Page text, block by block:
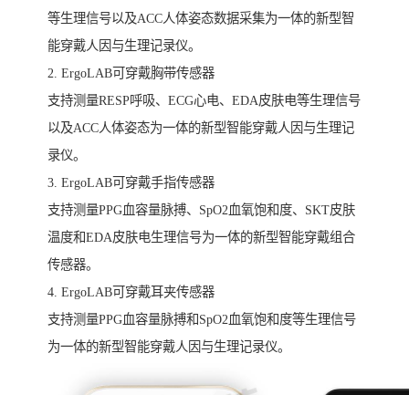
等生理信号以及ACC人体姿态数据采集为一体的新型智
能穿戴人因与生理记录仪。
2. ErgoLAB可穿戴胸带传感器
支持测量RESP呼吸、ECG心电、EDA皮肤电等生理信号
以及ACC人体姿态为一体的新型智能穿戴人因与生理记
录仪。
3. ErgoLAB可穿戴手指传感器
支持测量PPG血容量脉搏、SpO2血氧饱和度、SKT皮肤
温度和EDA皮肤电生理信号为一体的新型智能穿戴组合
传感器。
4. ErgoLAB可穿戴耳夹传感器
支持测量PPG血容量脉搏和SpO2血氧饱和度等生理信号
为一体的新型智能穿戴人因与生理记录仪。